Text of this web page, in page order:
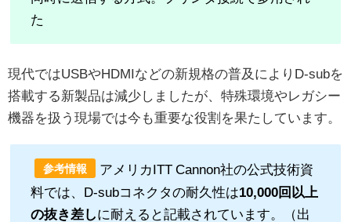
た
現代ではUSBやHDMIなどの新規格の普及によりD-subを
搭載する新製品は減少しましたが、特殊環境やレガシー
機器を扱う現場では今も重要な役割を果たしています。
参考情報
アメリカITT Cannon社の公式技術資
料では、D-subコネクタの耐久性は10,000回以上
の抜き差しに耐えると記載されています。（出